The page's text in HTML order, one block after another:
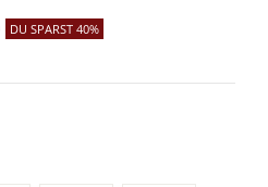
DU SPARST 40%